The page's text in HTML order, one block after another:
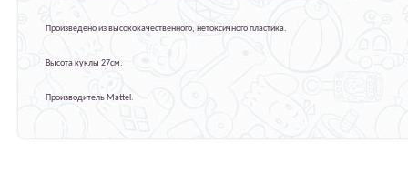
Произведено из высококачественного, нетоксичного пластика.
Высота куклы 27см.
Производитель Mattel.